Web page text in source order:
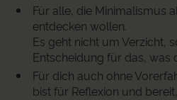
Für alle, die Minimalismus
entdecken wollen.
Es geht nicht um Verzicht,
Entscheidung für das, was
Für dich auch ohne
bist für Reflexion und bereit,